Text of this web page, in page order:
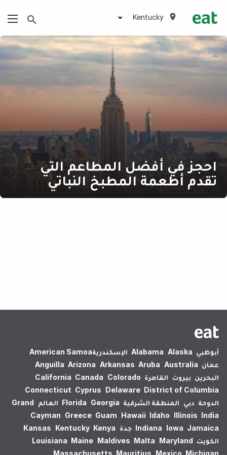
Kentucky
احجز في أفضل المطاعم التي
تقدم أطعمة المطبخ النباتي
أبوظبي Alabama Alaska الإسكندرية‎American Samoa
عمان
Anguilla Arizona Arkansas Aruba Australia
البحرين بيروت القاهرة California Canada Colorado
Connecticut Cyprus Delaware District of Columbia
الدوحة دبي المنطقة الشرقية Florida Georgia العالم
Grand
Cayman Greece Guam Hawaii Idaho Illinois India
Indiana Iowa Jamaica جدة Kansas Kentucky Kenya
الكويت
Louisiana Maine Maldives Malta Maryland